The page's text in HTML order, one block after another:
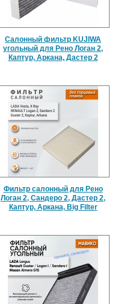
Салонный фильтр KUJIWA
угольный для Рено Логан 2,
Каптур, Аркана, Дастер 2
Фильтр салонный для Рено
Логан 2, Сандеро 2, Дастер 2,
Каптур, Аркана, Big Filter